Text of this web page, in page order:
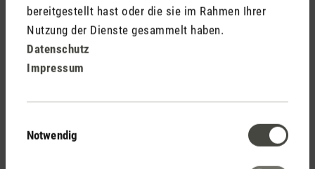
bereitgestellt hast oder die sie im Rahmen Ihrer
Nutzung der Dienste gesammelt haben.
Datenschutz
Impressum
Notwendig